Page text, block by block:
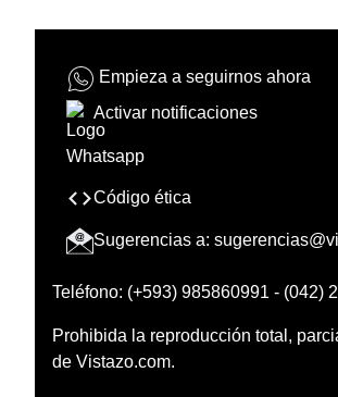
Empieza a seguirnos ahora
Activar notificaciones
Código ética
Sugerencias a:
Teléfono: (+593) 985860991 - (042)
Prohibida la reproducción total,
de Vistazo.com.